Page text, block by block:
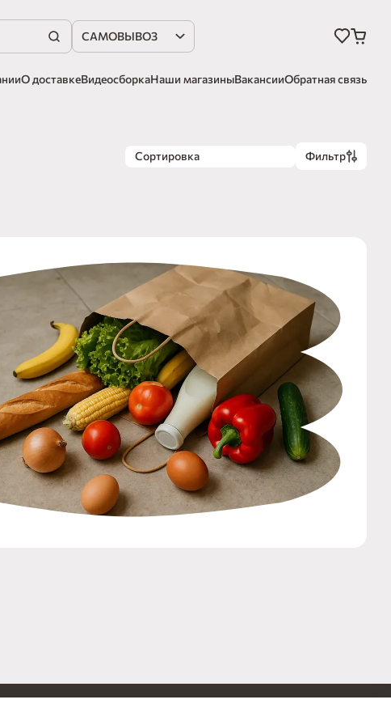
САМОВЫВОЗ
О доставкеВидеосборкаНаши магазиныВакансииОбратная связь
Сортировка Фильтр